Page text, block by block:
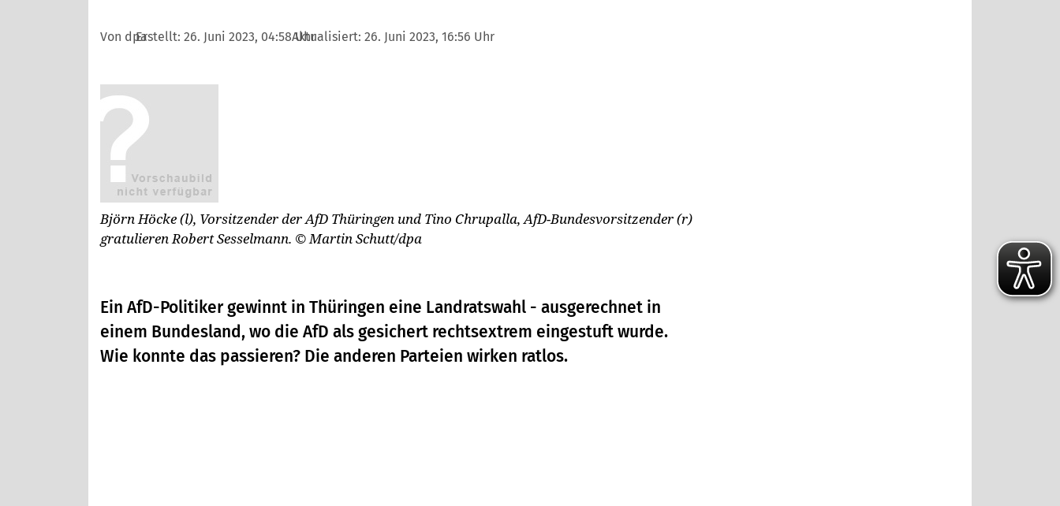
Von dpaErstellt: 26. Juni 2023, 04:58 UhrAktualisiert: 26. Juni 2023, 16:56 Uhr
Björn Höcke (l), Vorsitzender der AfD Thüringen und Tino Chrupalla, AfD-Bundesvorsitzender (r)
gratulieren Robert Sesselmann. © Martin Schutt/dpa
Ein AfD-Politiker gewinnt in Thüringen eine Landratswahl - ausgerechnet in
einem Bundesland, wo die AfD als gesichert rechtsextrem eingestuft wurde.
Wie konnte das passieren? Die anderen Parteien wirken ratlos.